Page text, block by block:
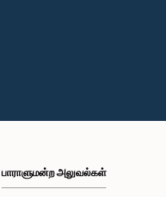
பாராளுமன்ற அலுவல்கள்